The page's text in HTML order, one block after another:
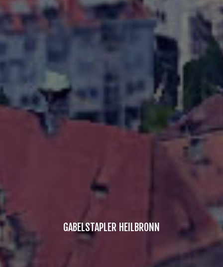
GABELSTAPLER HEILBRONN